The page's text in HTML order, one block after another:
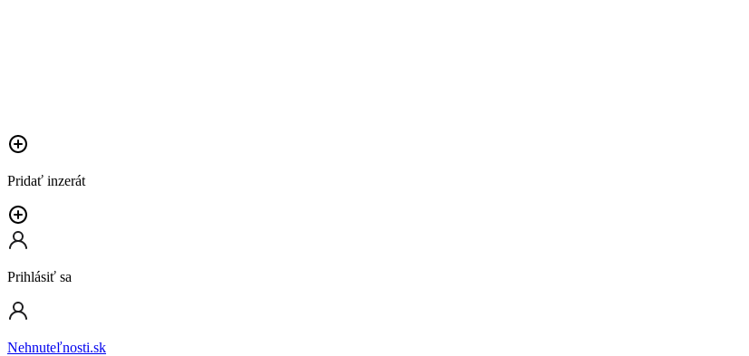
Pridať inzerát
Prihlásiť sa
Nehnuteľnosti.sk